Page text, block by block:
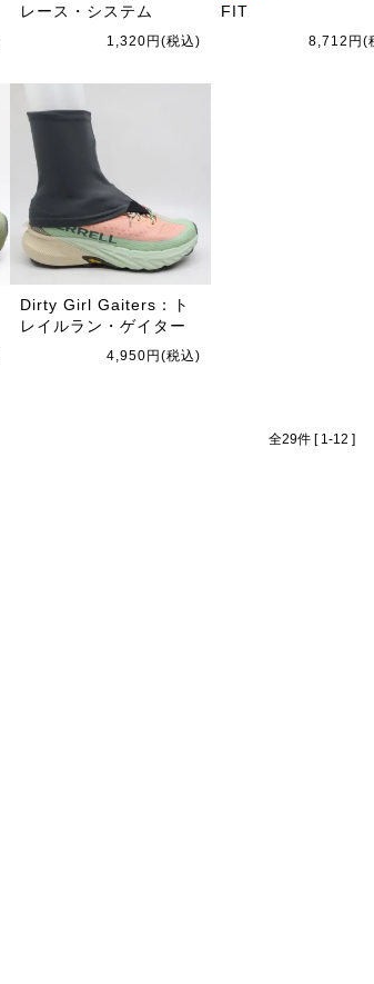
レース・システム
1,320円(税込)
FIT
8,712円(
Dirty Girl Gaiters：ト
レイルラン・ゲイター
4,950円(税込)
全29件 [ 1-12 ]